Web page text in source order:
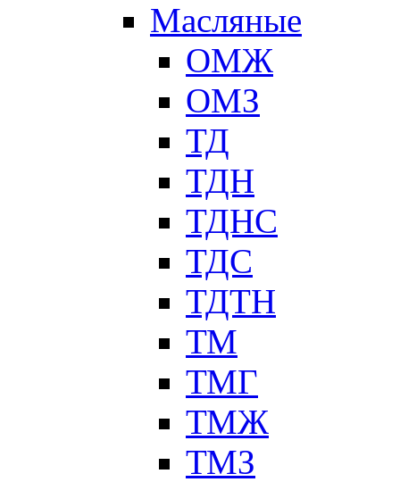
Масляные
ОМЖ
ОМЗ
ТД
ТДН
ТДНС
ТДС
ТДТН
ТМ
ТМГ
ТМЖ
ТМЗ